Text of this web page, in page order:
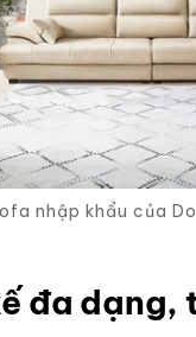
nhập khẩu của
đa dạng,